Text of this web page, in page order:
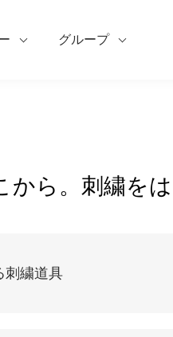
グループ
から。刺繍を
刺繍道具